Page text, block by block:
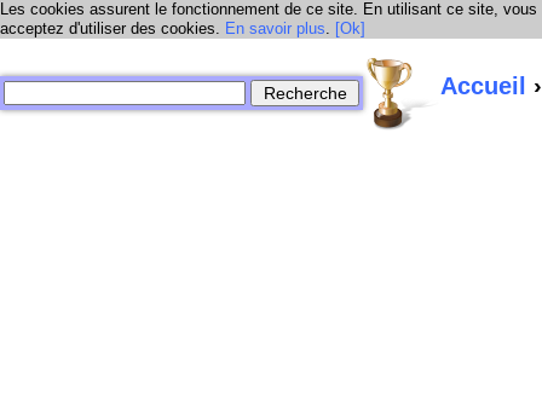
Les cookies assurent le fonctionnement de ce site. En utilisant ce site, vous
acceptez d'utiliser des cookies. En savoir plus. [Ok]
Accueil